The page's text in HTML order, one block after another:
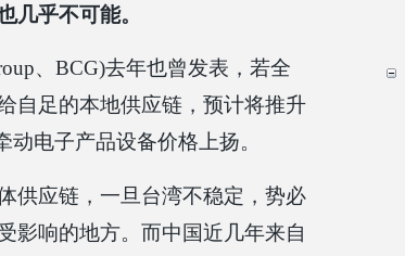
几乎不可能。
、BCG)去年也曾发表，若全
自足的本地供应链，预计将推升
电子产品设备价格上扬。
供应链，一旦台湾不稳定，势必
影响的地方。而中国近几年来自